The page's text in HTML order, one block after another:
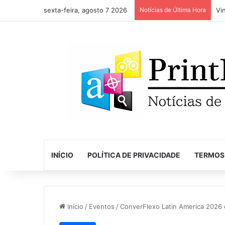
sexta-feira, agosto 7 2026 Notícias de Última Hora
INÍCIO POLÍTICA DE PRIVACIDADE
Início / Eventos /ConverFlexo Latin America